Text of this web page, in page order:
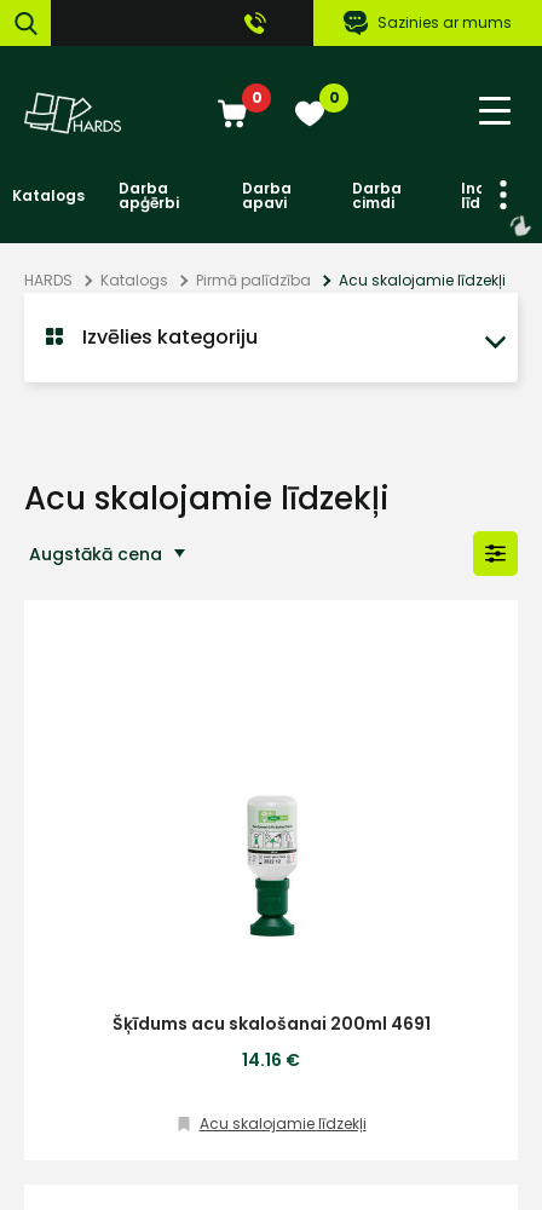
Sazinies ar mums
0 0
Katalogs Darba
apģērbi
Darba
apavi
Darba
cimdi līdzekļi
HARDS Katalogs Pirmā palīdzība Acu skalojamie līdzekļi
Izvēlies kategoriju
Acu skalojamie līdzekļi
Augstākā cena
Šķīdums acu skalošanai 200ml 4691
14.16 €
Acu skalojamie līdzekļi